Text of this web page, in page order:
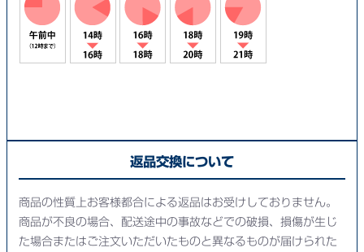
返品交換について
商品の性質上お客様都合による返品はお受けしておりません。
商品が不良の場合、配送途中の事故などでの破損、損傷が生じ
た場合またはご注文いただいたものと異なるものが届けられた